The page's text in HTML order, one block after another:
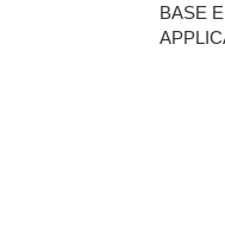
BASE E